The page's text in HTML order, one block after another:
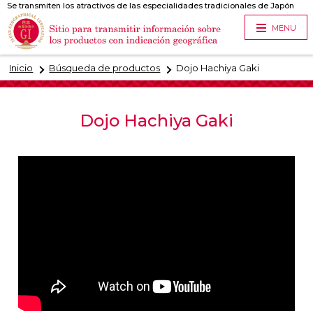
Inicio Búsqueda de productos Dojo Hachiya Gaki
Dojo Hachiya Gaki
Se transmiten los atractivos de las especialidades tradicionales de Japón
MENU